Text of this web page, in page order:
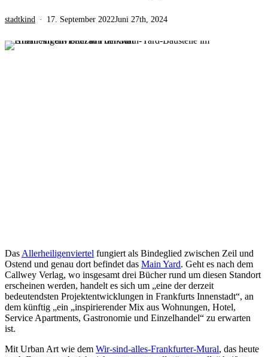
stadtkind 17. September 2022Juni 27th, 2024
Das Allerheiligenviertel fungiert als Bindeglied zwischen Zeil und
Ostend und genau dort befindet das Main Yard. Geht es nach dem
Callwey Verlag, wo insgesamt drei Bücher rund um diesen Standort
erscheinen werden, handelt es sich um „eine der derzeit
bedeutendsten Projektentwicklungen in Frankfurts Innenstadt“, an
dem künftig „ein „inspirierender Mix aus Wohnungen, Hotel,
Service Apartments, Gastronomie und Einzelhandel“ zu erwarten
ist.
Mit Urban Art wie dem Wir-sind-alles-Frankfurter-Mural, das heute